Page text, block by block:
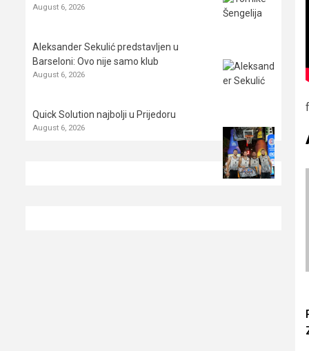
August 6, 2026
Aleksander Sekulić predstavljen u
Barseloni: Ovo nije samo klub
August 6, 2026
Quick Solution najbolji u Prijedoru
August 6, 2026